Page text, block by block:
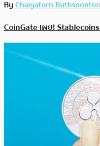
ByChaiyatorn
CoinGate เผย!